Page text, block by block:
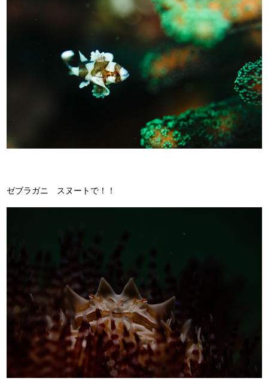
ゼブラガニ スヌートで！！